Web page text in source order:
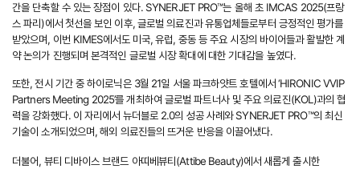
간을 단축할 수 있는 장점이 있다. SYNERJET PRO™는 올해 초 IMCAS 2025(프랑
스 파리)에서 첫선을 보인 이후, 글로벌 의료진과 유통업체들로부터 긍정적인 평가를
받았으며, 이번 KIMES에서도 미국, 유럽, 중동 등 주요 시장의 바이어들과 활발한 계
약 논의가 진행되며 본격적인 글로벌 시장 확대에 대한 기대감을 높였다.
또한, 전시 기간 중 하이로닉은 3월 21일 서울 파크하얏트 호텔에서 ‘HIRONIC VVIP
Partners Meeting 2025’를 개최하여 글로벌 파트너사 및 주요 의료진(KOL)과의 협
력을 강화했다. 이 자리에서 뉴더블로 2.0의 성공 사례와 SYNERJET PRO™의 최신
기술이 소개되었으며, 해외 의료진들의 뜨거운 반응을 이끌어냈다.
더불어, 뷰티 디바이스 브랜드 아띠베뷰티(Attibe Beauty)에서 새롭게 출시한